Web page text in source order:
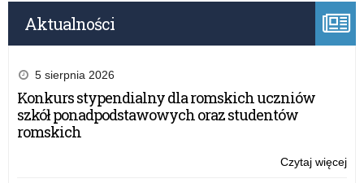
Aktualności
5 sierpnia 2026
Konkurs stypendialny dla romskich uczniów
szkół ponadpodstawowych oraz studentów
romskich
Czytaj więcej